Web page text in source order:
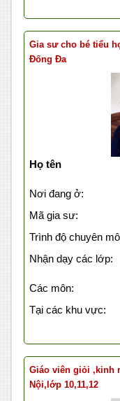
Gia sư cho bé tiểu
Đống Đa
Họ tên
Nơi đang ở:
Mã gia sư:
Trình độ chuyên
Nhận dạy các lớp:
Các môn:
Tại các khu vực:
Giáo viên giỏi ,kinh
Nội,lớp 10,11,12